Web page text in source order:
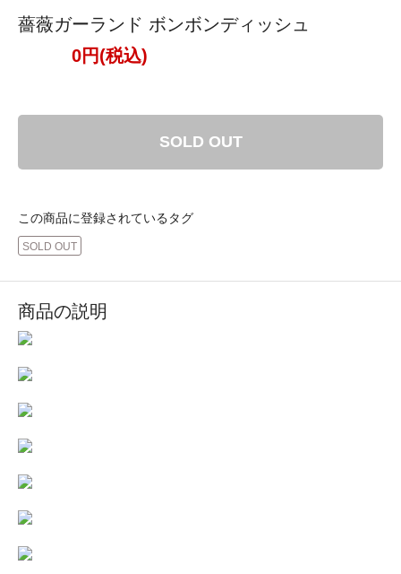
薔薇ガーランド ボンボンディッシュ
0円(税込)
SOLD OUT
この商品に登録されているタグ
SOLD OUT
商品の説明